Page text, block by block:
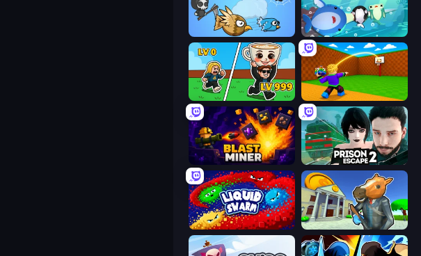
Stabfish.io
Brainrot Arena Online Throw a Lucky Block
Blast Miner Prison Escape 2
Liquid Swarm Bank Robbery 3